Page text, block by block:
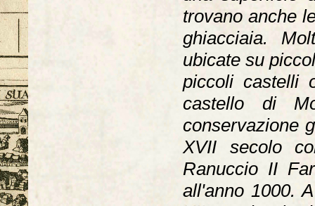
trovano anche
ghiacciaia.
ubicate su
piccoli castelli
castello di
conservazione
XVII secolo
Ranuccio II
all'anno 1000.